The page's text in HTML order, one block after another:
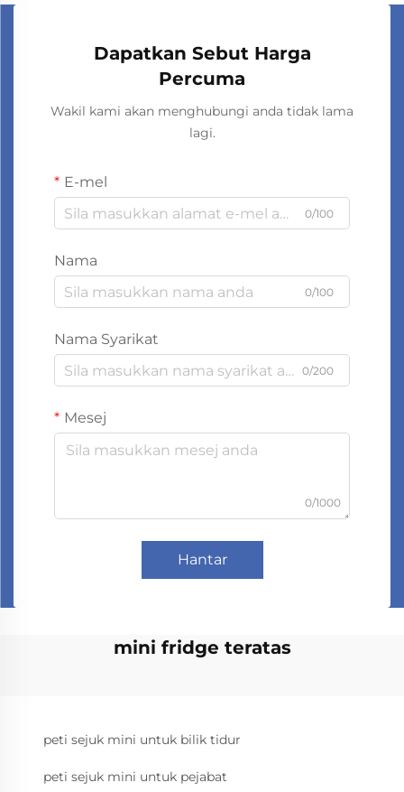
Dapatkan Sebut Harga
Percuma
Wakil kami akan menghubungi anda tidak lama
lagi.
E-mel
0/100
Nama
0/100
Nama Syarikat
0/200
Mesej
0/1000
Hantar
mini fridge teratas
peti sejuk mini untuk bilik tidur
peti sejuk mini untuk pejabat